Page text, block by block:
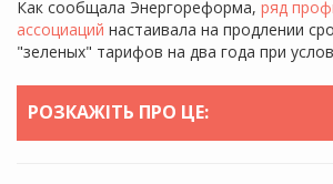
Как сообщала Энергореформа, ряд
ассоциаций настаивала на продлении
"зеленых" тарифов на два года при
РОЗКАЖІТЬ ПРО ЦЕ: